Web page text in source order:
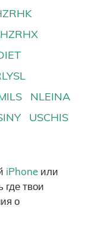
NLEINA
USCHIS
iPhone или
где твои
о